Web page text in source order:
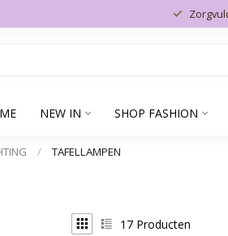
NEW IN SHOP FASHION
/ TAFELLAMPEN
17 Producten